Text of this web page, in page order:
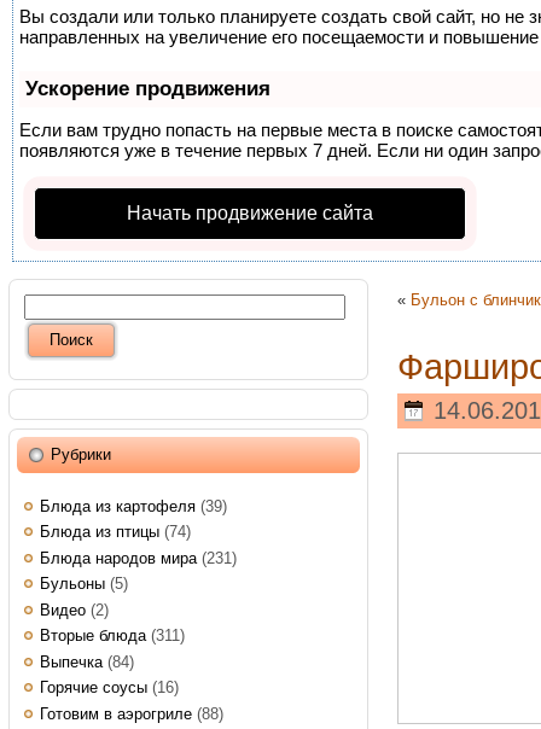
Вы создали или только планируете создать свой сайт, но не
направленных на увеличение его посещаемости и
Ускорение продвижения
Если вам трудно попасть на первые места в поиске
появляются уже в течение первых 7 дней. Если ни один
Начать продвижение сайта
Рубрики
Блюда из картофеля (39)
Блюда из птицы (74)
Блюда народов мира (231)
Бульоны (5)
Видео (2)
Вторые блюда(311)
Выпечка (84)
Горячие соусы (16)
Готовим в аэрогриле (88)
« Бульон с